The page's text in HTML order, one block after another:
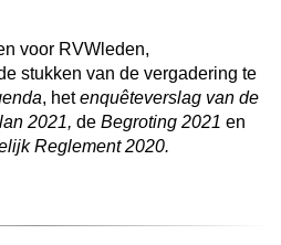
voor RVWleden,
stukken van de vergadering te
, hetenquêteverslag van de
2021, de Begroting 2021 en
Reglement2020.